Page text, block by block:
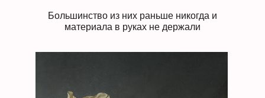
Большинство из них раньше никогда и
материала в руках не держали